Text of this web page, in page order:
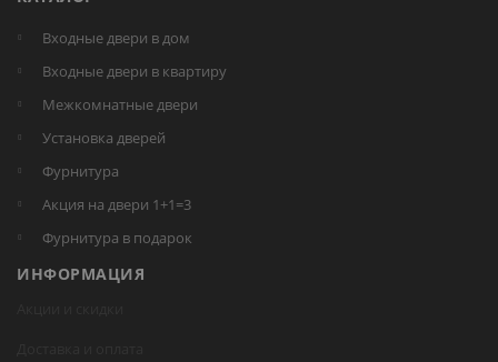
Входные двери в дом
Входные двери в квартиру
Межкомнатные двери
Установка дверей
Фурнитура
Акция на двери 1+1=3
Фурнитура в подарок
ИНФОРМАЦИЯ